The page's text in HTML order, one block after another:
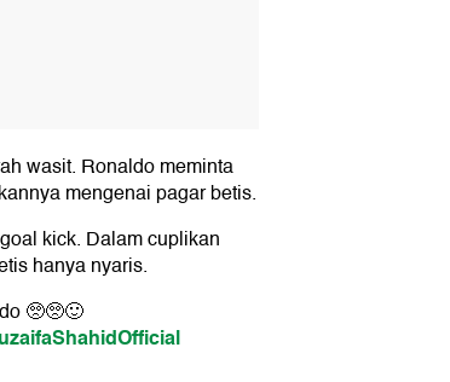
wasit. Ronaldo meminta
mengenai pagar betis.
kick. Dalam cuplikan
hanya nyaris.
🥺🥺🙂